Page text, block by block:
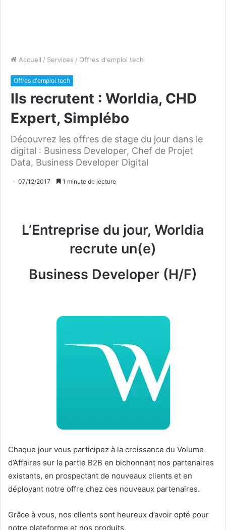
Accueil / Services / Offres d'emploi tech
Offres d'emploi tech
Ils recrutent : Worldia, CHD
Expert, Simplébo
Découvrez les offres de stage du jour dans le
digital : Business Developer, Chef de Projet
Data, Business Developer Digital
07/12/2017 1 minute de lecture
L’Entreprise du jour, Worldia
recrute un(e)
Business Developer (H/F)
Chaque jour vous participez à la croissance du Volume
d’Affaires sur la partie B2B en bichonnant nos partenaires
existants, en prospectant de nouveaux clients et en
déployant notre offre chez ces nouveaux partenaires.
Grâce à vous, nos clients sont heureux d’avoir opté pour
notre plateforme et nos produits.